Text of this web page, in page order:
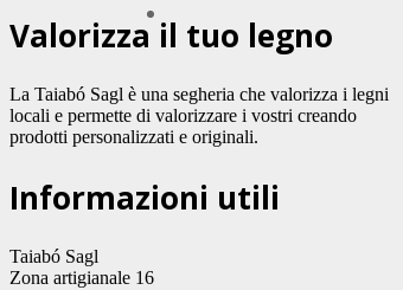
Valorizza il tuo legno
La Taiabó Sagl è una segheria che valorizza i legni
locali e permette di valorizzare i vostri creando
prodotti personalizzati e originali.
Informazioni utili
Taiabó Sagl
Zona artigianale 16